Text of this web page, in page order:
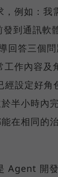
例如：我
到通訊軟
回答三個
作內容及
經設定好角
半小時內
在相同的
Agent 開